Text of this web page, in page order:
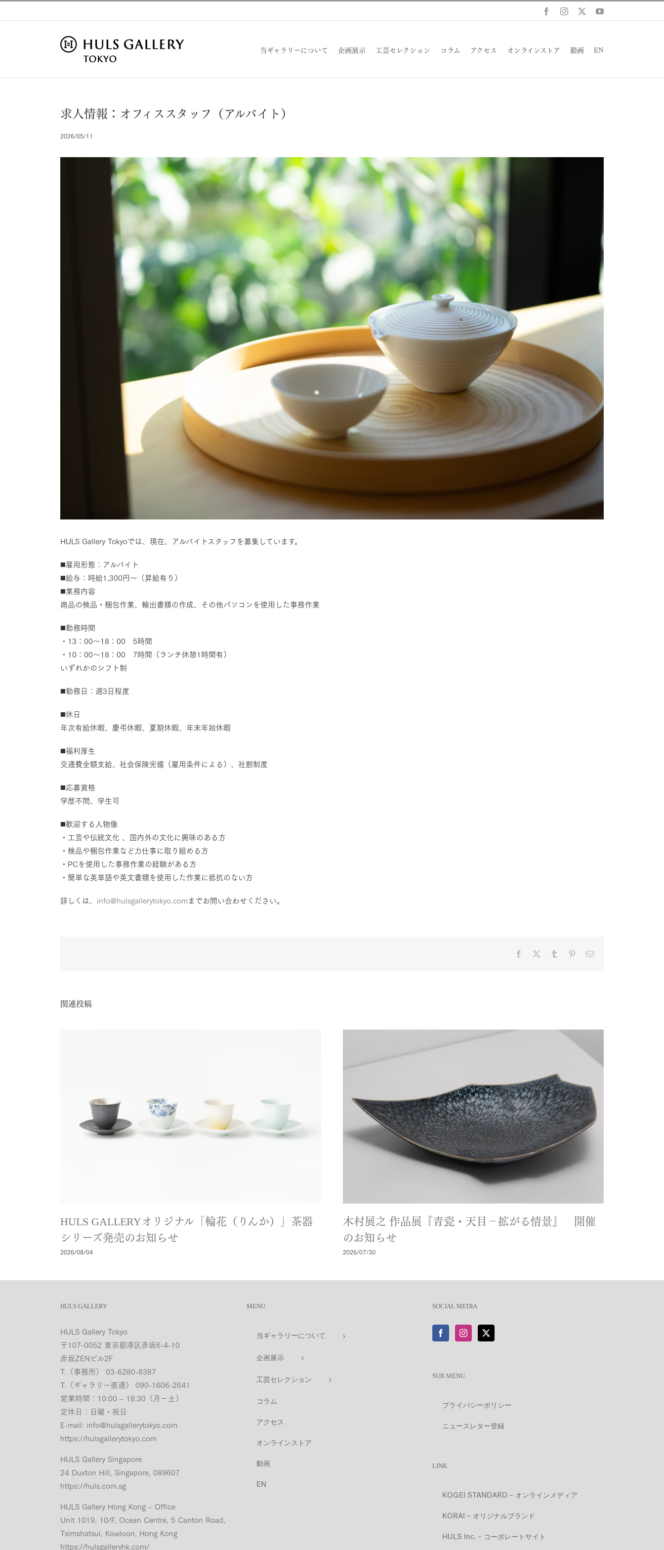
to
FacebookInstagram YouTube
当ギャラリーについて 企画展示 工芸セレクション コラム アクセス オンラインストア 動画 EN
求人情報：オフィススタッフ（アルバイト）
2026/05/11
HULS Gallery Tokyoでは、現在、アルバイトスタッフを募集しています。
◼️雇用形態：アルバイト
◼️給与：時給1,300円〜（昇給有り）
◼️業務内容
商品の検品・梱包作業、輸出書類の作成、その他パソコンを使用した事務作業
◼️勤務時間
・13：00〜18：00 5時間
・10：00〜18：00 7時間（ランチ休憩1時間有）
いずれかのシフト制
◼️勤務日：週3日程度
◼️休日
年次有給休暇、慶弔休暇、夏期休暇、年末年始休暇
◼️福利厚生
交通費全額支給、社会保険完備（雇用条件による）、社割制度
◼️応募資格
学歴不問、学生可
◼️歓迎する人物像
・工芸や伝統文化 、国内外の文化に興味のある方
・検品や梱包作業など力仕事に取り組める方
・PCを使用した事務作業の経験がある方
・簡単な英単語や英文書類を使用した作業に抵抗のない方
詳しくは、 info@hulsgallerytokyo.comまでお問い合わせください。
Facebook Tumblr Pinterest
電
関連投稿
HULS GALLERYオリジナル「輪花（りんか）」茶器
シリーズ発売のお知らせ
2026/08/04
木村展之 作品展『青瓷・天目－拡がる情景』 開催
のお知らせ
2026/07/30
HULS GALLERY
HULS Gallery Tokyo
〒107-0052 東京都港区赤坂6-4-10
赤坂ZENビル2F
T.（事務所） 03-6280-8387
T.（ギャラリー直通） 090-1606-2641
営業時間：10:00 – 18:30（月−土）
定休日：日曜・祝日
E-mail: info@hulsgallerytokyo.com
https://hulsgallerytokyo.com
HULS Gallery Singapore
24 Duxton Hill, Singapore, 089607
https://huls.com.sg
HULS Gallery Hong Kong – Office
Unit 1019, 10/F, Ocean Centre, 5 Canton Road,
Tsimshatsui, Kowloon, Hong Kong
https://hulsgalleryhk.com/
MENU
当ギャラリーについて
企画展示
工芸セレクション
コラム
アクセス
オンラインストア
動画
EN
SOCIAL MEDIA
SUB MENU
プライバシーポリシー
ニュースレター登録
LINK
KOGEI STANDARD – オンラインメディア
KORAI – オリジナルブランド
HULS Inc. – コーポレートサイト